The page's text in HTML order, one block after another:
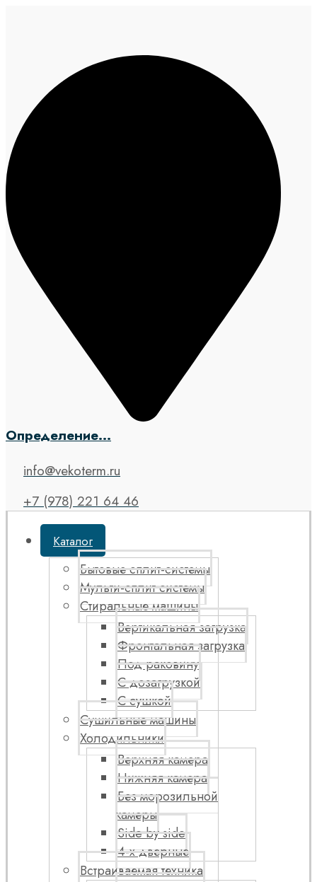
Определение...
info@vekoterm.ru
+7 (978) 221 64 46
Каталог
Бытовые сплит-системы
Мульти-сплит системы
Стиральные машины
Вертикальная загрузка
Фронтальная загрузка
Под раковину
С дозагрузкой
С сушкой
Сушильные машины
Холодильники
Верхняя камера
Нижняя камера
Без морозильной
камеры
Side by side
4-х дверные
Встраиваемая техника